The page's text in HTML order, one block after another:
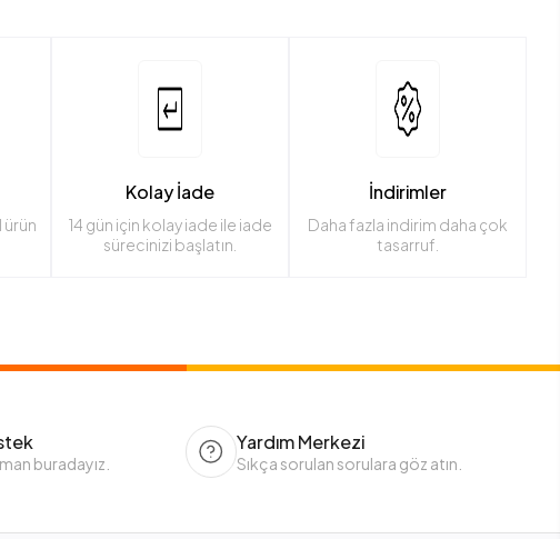
ürün
Kolay İade
14 gün için kolay iade ile iade
sürecinizi başlatın.
İndirimler
Daha fazla indirim daha çok
tasarruf.
buradayız.
Yardım Merkezi
Sıkça sorulan sorulara göz atın.